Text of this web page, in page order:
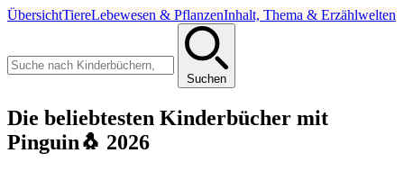
ÜbersichtTiereLebewesen & PflanzenInhalt, Thema & Erzählwelten
Suchen
Die beliebtesten Kinderbücher mit
Pinguin🐧 2026